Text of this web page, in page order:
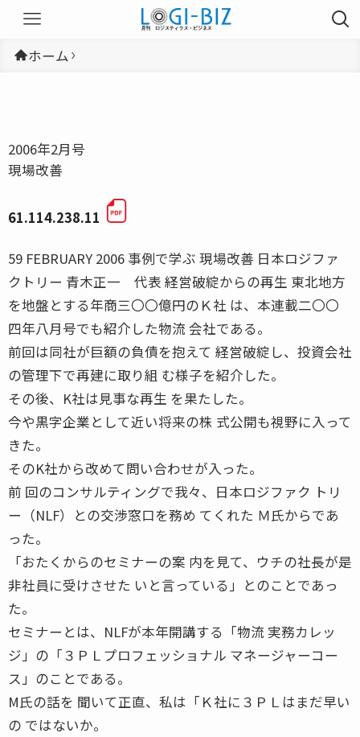
ホーム
2006年2月号
現場改善
61.114.238.11
59 FEBRUARY 2006 事例で学ぶ 現場改善 日本ロジファ
クトリー 青木正一 代表 経営破綻からの再生 東北地方
を地盤とする年商三〇〇億円のＫ社 は、本連載二〇〇
四年八月号でも紹介した物流 会社である。
前回は同社が巨額の負債を抱えて 経営破綻し、投資会社
の管理下で再建に取り組 む様子を紹介した。
その後、K社は見事な再生 を果たした。
今や黒字企業として近い将来の株 式公開も視野に入って
きた。
そのK社から改めて問い合わせが入った。
前 回のコンサルティングで我々、日本ロジファク トリ
ー（NLF）との交渉窓口を務め てくれた Ｍ氏からであ
った。
「おたくからのセミナーの案 内を見て、ウチの社長が是
非社員に受けさせた いと言っている」とのことであっ
た。
セミナーとは、NLFが本年開講する「物流 実務カレッ
ジ」の「３ＰＬプロフェッショナル マネージャーコー
ス」のことである。
M氏の話を 聞いて正直、私は「Ｋ社に３ＰＬはまだ早い
の ではないか。